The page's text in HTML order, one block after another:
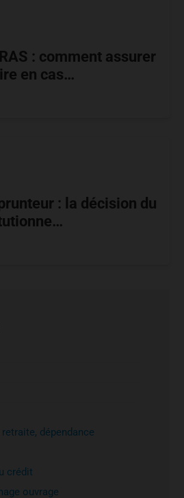
: comment assurer
en cas…
: la décision du
dépendance
crédit
ouvrage